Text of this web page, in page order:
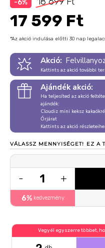
-6%
17 599 Ft
*Az akció indulása előtti 30 nap
Akció:
Kattints az akció további
Ajándék akció:
Ha teljesíted az akció
ajándék:
Cloudiz mini keksz
Őrjárat
Kattints az akció
VÁLASSZ MENNYISÉGET! EZ A
- 1 +
6%kedvezmény
Vegyél egyszerre többet,